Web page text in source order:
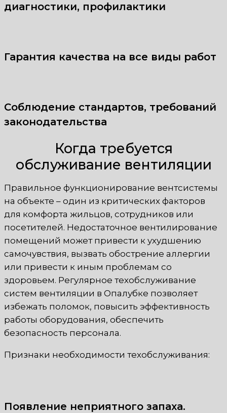
диагностики, профилактики
Гарантия качества на все виды работ
Соблюдение стандартов, требований
законодательства
Когда требуется
обслуживание вентиляции
Правильное функционирование вентсистемы
на объекте – один из критических факторов
для комфорта жильцов, сотрудников или
посетителей. Недостаточное вентилирование
помещений может привести к ухудшению
самочувствия, вызвать обострение аллергии
или привести к иным проблемам со
здоровьем. Регулярное техобслуживание
систем вентиляции в Опалубке позволяет
избежать поломок, повысить эффективность
работы оборудования, обеспечить
безопасность персонала.
Признаки необходимости техобслуживания:
Появление неприятного запаха.